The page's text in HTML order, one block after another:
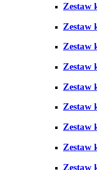
Zestaw
Zestaw
Zestaw
Zestaw
Zestaw
Zestaw
Zestaw
Zestaw
Zestaw